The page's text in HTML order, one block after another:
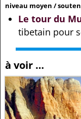
niveau moyen /
Le tour du
tibetain pour
à voir …